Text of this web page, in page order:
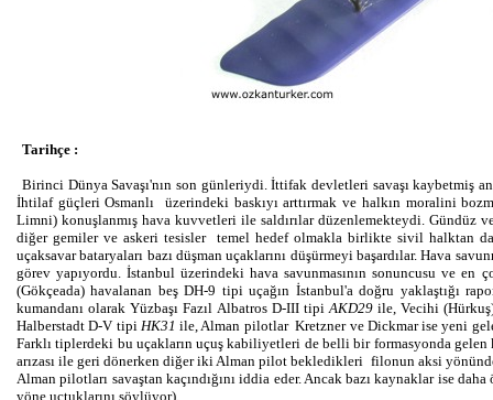
Tarihçe :
Birinci Dünya Savaşı'nın son günleriydi. İttifak devletleri savaşı kaybetmiş
İhtilaf güçleri Osmanlı üzerindeki baskıyı arttırmak ve halkın moralini
Limni) konuşlanmış hava kuvvetleri ile saldırılar düzenlemekteydi. Gündüz
diğer gemiler ve askeri tesisler temel hedef olmakla birlikte sivil halktan
uçaksavar bataryaları bazı düşman uçaklarını düşürmeyi başardılar. Hava
görev yapıyordu. İstanbul üzerindeki hava savunmasının sonuncusu ve
(Gökçeada) havalanan beş DH-9 tipi uçağın İstanbul'a doğru yaklaştığı
kumandanı olarak Yüzbaşı Fazıl Albatros D-III tipiAKD29 ile, Vecihi
Halberstadt D-V tipi HK31 ile, Alman pilotlar Kretzner ve Dickmar ise yeni
Farklı tiplerdeki bu uçakların uçuş kabiliyetleri de belli bir formasyonda
arızası ile geri dönerken diğer iki Alman pilot bekledikleri filonun aksi
Alman pilotları savaştan kaçındığını iddia eder. Ancak bazı kaynaklar ise
yöne uçtuklarını söylüyor).